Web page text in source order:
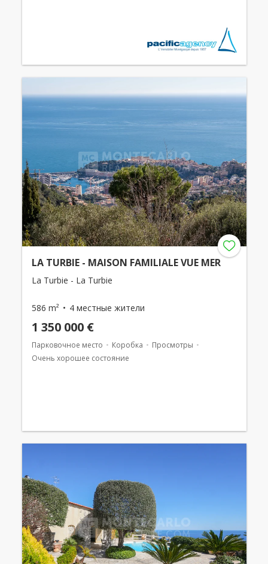
LA TURBIE - MAISON FAMILIALE VUE MER
La Turbie - La Turbie
586 m² 4 местные жители
1 350 000 €
Парковочное место Коробка
Просмотры
Очень хорошее состояние